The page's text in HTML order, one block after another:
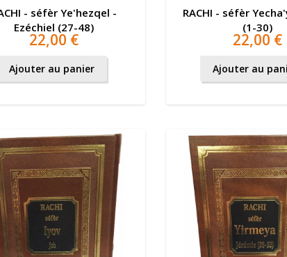
- séfèr Ye'hezqel -
Ezéchiel (27-48)
22,00 €
Ajouter au panier
RACHI - séfèr
(1-30)
22,00 €
Ajouter au